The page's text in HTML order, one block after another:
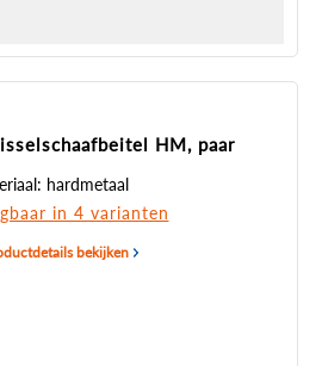
HM, paar
hardmetaal
in 4 varianten
bekijken